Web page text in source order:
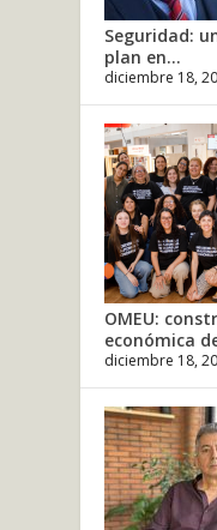
Seguridad:
plan en...
diciembre 18,
OMEU:
económica
diciembre 18,